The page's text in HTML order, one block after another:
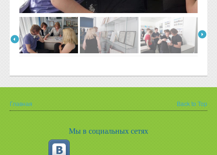
Вы здесь
Главная Back to Top
Мы в социальных сетях